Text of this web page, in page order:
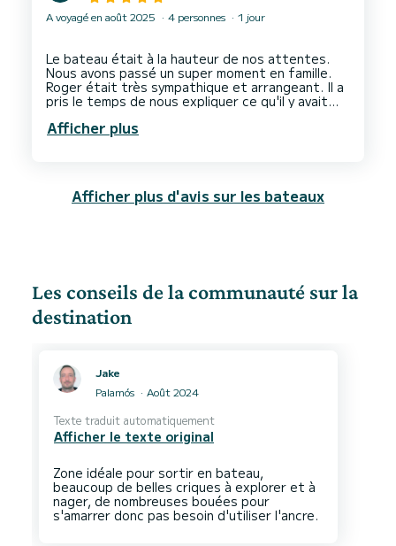
A voyagé en août 2025 4 personnes 1 jour
Le bateau était à la hauteur de nos attentes.
Nous avons passé un super moment en famille.
Roger était très sympathique et arrangeant. Il a
pris le temps de nous expliquer ce qu'il y avait
niveau d'espagnol, anglais... Gracias . Nous
Afficher plus
Afficher plus d'avis sur les bateaux
Les conseils de la communauté sur la
destination
Jake
Palamós
Août 2024
Texte traduit automatiquement
Afficher le texte original
Zone idéale pour sortir en bateau,
beaucoup de belles criques à explorer et à
nager, de nombreuses bouées pour